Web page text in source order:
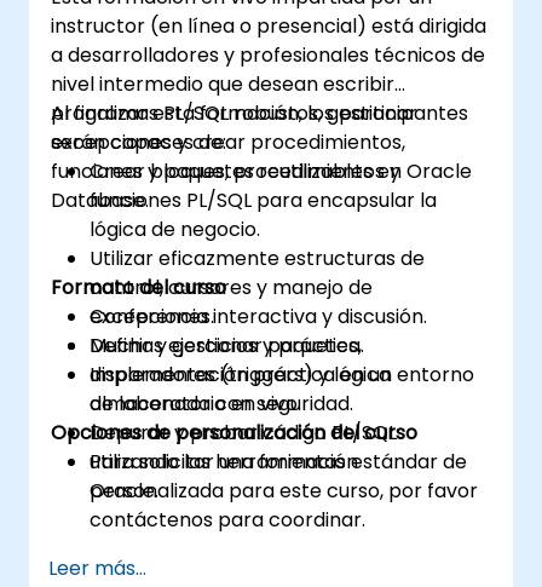
instructor (en línea o presencial) está dirigida
a desarrolladores y profesionales técnicos de
nivel intermedio que desean escribir
programas PL/SQL robustos, gestionar
excepciones y crear procedimientos,
funciones y paquetes reutilizables en Oracle
Database.
Al finalizar esta formación, los participantes
serán capaces de:
Crear bloques, procedimientos y
funciones PL/SQL para encapsular la
lógica de negocio.
Utilizar eficazmente estructuras de
control, cursores y manejo de
excepciones.
Definir y gestionar paquetes,
disparadores (triggers) y lógica
almacenada con seguridad.
Depurar y probar código PL/SQL
utilizando las herramientas estándar de
Oracle.
Formato del curso
Conferencia interactiva y discusión.
Muchas ejercicios y práctica.
Implementación práctica en un entorno
de laboratorio en vivo.
Opciones de personalización del curso
Para solicitar una formación
personalizada para este curso, por favor
contáctenos para coordinar.
Leer más...